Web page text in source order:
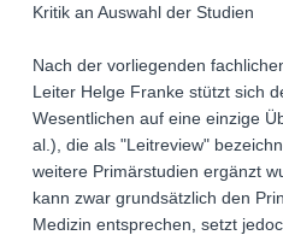
Kritik an Auswahl der Studien
Nach der vorliegenden
Leiter Helge Franke stützt sich
Wesentlichen auf eine einzige
al.), die als "Leitreview"
weitere Primärstudien ergänzt
kann zwar grundsätzlich den
Medizin entsprechen, setzt